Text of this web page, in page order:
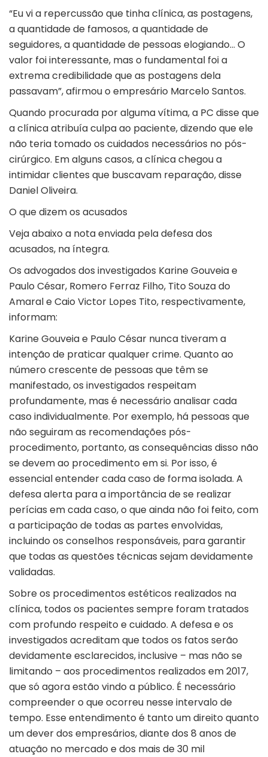
“Eu vi a repercussão que tinha clínica, as postagens,
a quantidade de famosos, a quantidade de
seguidores, a quantidade de pessoas elogiando… O
valor foi interessante, mas o fundamental foi a
extrema credibilidade que as postagens dela
passavam”, afirmou o empresário Marcelo Santos.
Quando procurada por alguma vítima, a PC disse que
a clínica atribuía culpa ao paciente, dizendo que ele
não teria tomado os cuidados necessários no pós-
cirúrgico. Em alguns casos, a clínica chegou a
intimidar clientes que buscavam reparação, disse
Daniel Oliveira.
O que dizem os acusados
Veja abaixo a nota enviada pela defesa dos
acusados, na íntegra.
Os advogados dos investigados Karine Gouveia e
Paulo César, Romero Ferraz Filho, Tito Souza do
Amaral e Caio Victor Lopes Tito, respectivamente,
informam:
Karine Gouveia e Paulo César nunca tiveram a
intenção de praticar qualquer crime. Quanto ao
número crescente de pessoas que têm se
manifestado, os investigados respeitam
profundamente, mas é necessário analisar cada
caso individualmente. Por exemplo, há pessoas que
não seguiram as recomendações pós-
procedimento, portanto, as consequências disso não
se devem ao procedimento em si. Por isso, é
essencial entender cada caso de forma isolada. A
defesa alerta para a importância de se realizar
perícias em cada caso, o que ainda não foi feito, com
a participação de todas as partes envolvidas,
incluindo os conselhos responsáveis, para garantir
que todas as questões técnicas sejam devidamente
validadas.
Sobre os procedimentos estéticos realizados na
clínica, todos os pacientes sempre foram tratados
com profundo respeito e cuidado. A defesa e os
investigados acreditam que todos os fatos serão
devidamente esclarecidos, inclusive – mas não se
limitando – aos procedimentos realizados em 2017,
que só agora estão vindo a público. É necessário
compreender o que ocorreu nesse intervalo de
tempo. Esse entendimento é tanto um direito quanto
um dever dos empresários, diante dos 8 anos de
atuação no mercado e dos mais de 30 mil